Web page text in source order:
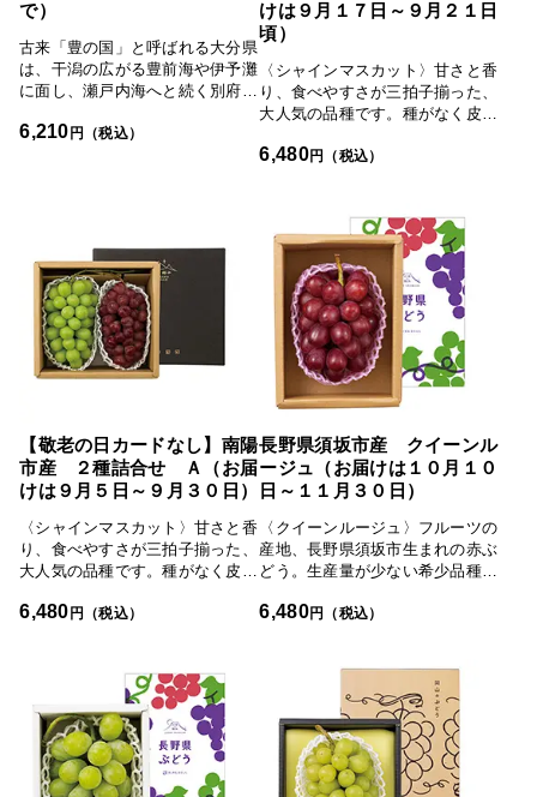
で）
古来「豊の国」と呼ばれる大分県
は、干潟の広がる豊前海や伊予灘
に面し、瀬戸内海へと続く別府湾
かる豊後水道と、多くの好漁場に
けします。ふっくらした食感と上
品な甘みは、活きのいい天然物な
らではのもの。しゃぶしゃぶ以外
に、吸い物の具や、天ぷらにする
のもおすすめです。「サーラのお
すすめ」TOPへ
6,210 円（税込）
けは９月１７日～９月２１日
頃）
〈シャインマスカット〉甘さと香
り、食べやすさが三拍子揃った、
大人気の品種です。種がなく皮が
ます。さわやかな甘さが後をひき
ッとした食感が心地よく、味は酸
味が少なく甘みが強く感じられま
す。シャインマスカットを中心に
品評会で数々の受賞歴を誇る沼沢
農園。育てたぶどうの中から色・
形・味など、さまざまな視点で厳
しく選び抜いたものを箱詰めして
います。一度食べたら忘れられな
いようなこだわりのぶどうをお届
6,480円（税込）
【敬老の日カードなし】南陽
市産 ２種詰合せ Ａ（お届
けは９月５日～９月３０日）
〈シャインマスカット〉甘さと香
り、食べやすさが三拍子揃った、
大人気の品種です。種がなく皮が
ます。さわやかな甘さが後をひき
ッとした食感が心地よく、味は酸
味が少なく甘みが強く感じられま
す。シャインマスカットを中心に
品評会で数々の受賞歴を誇る沼沢
農園。育てたぶどうの中から色・
形・味など、さまざまな視点で厳
6,480円（税込）
長野県須坂市産 クイーンル
ージュ（お届けは１０月１０
日～１１月３０日）
〈クイーンルージュ〉フルーツの
産地、長野県須坂市生まれの赤ぶ
どう。生産量が少ない希少品種で
ただけます。
6,480円（税込）